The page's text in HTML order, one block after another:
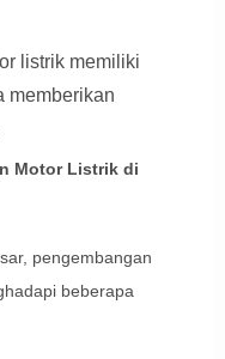
listrik memiliki
memberikan
Motor Listrik di
pengembangan
beberapa